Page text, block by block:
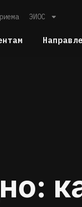
ЭИОС